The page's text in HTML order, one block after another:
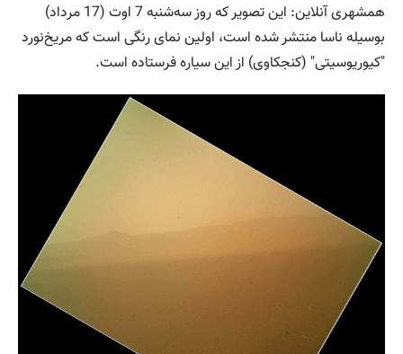
همشهری آنلاین: این تصویر که روز سه‌شنبه 7 اوت (17 مرداد)
بوسیله ناسا منتشر شده است، اولین نمای رنگی است که مریخ‌نورد
"کیوریوسیتی" (کنجکاوی) از این سیاره فرستاده است.